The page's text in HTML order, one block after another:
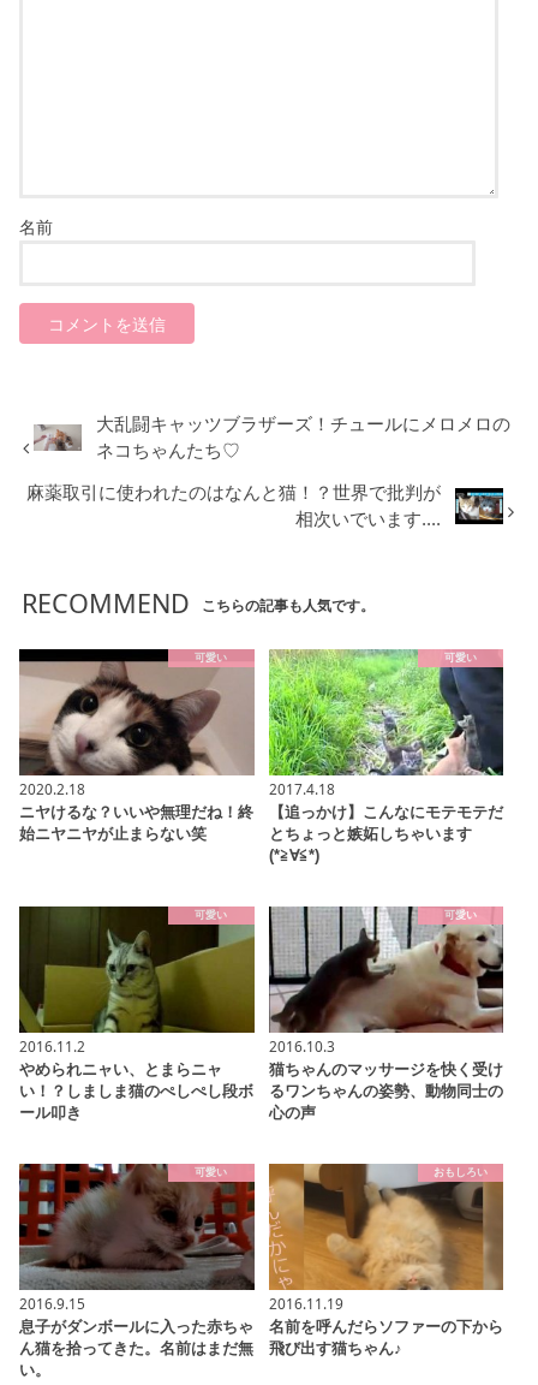
名前
大乱闘キャッツブラザーズ！チュールにメロメロの
ネコちゃんたち♡
麻薬取引に使われたのはなんと猫！？世界で批判が
相次いでいます....
RECOMMEND こちらの記事も人気です。
可愛い
2020.2.18
ニヤけるな？いいや無理だね！終
始ニヤニヤが止まらない笑
可愛い
2017.4.18
【追っかけ】こんなにモテモテだ
とちょっと嫉妬しちゃいます
(*≧∀≦*)
可愛い
2016.11.2
やめられニャい、とまらニャ
い！？しましま猫のぺしぺし段ボ
ール叩き
可愛い
2016.10.3
猫ちゃんのマッサージを快く受け
るワンちゃんの姿勢、動物同士の
心の声
可愛い
2016.9.15
息子がダンボールに入った赤ちゃ
ん猫を拾ってきた。名前はまだ無
い。
おもしろい
2016.11.19
名前を呼んだらソファーの下から
飛び出す猫ちゃん♪